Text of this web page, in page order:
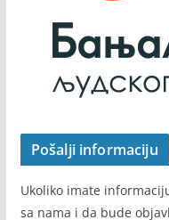
Pošalji informaciju
Ukoliko imate
sa nama i da bude